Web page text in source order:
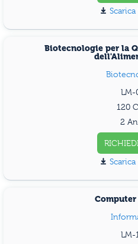
Scarica
Biotecnologie per la
LM-
120
2
Scarica
Computer
LM-